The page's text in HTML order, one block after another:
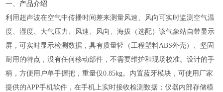
一、产品介绍
利用超声波在空气中传播时间差来测量风速、风向可实时监测空气温
度、湿度、大气压力、风速、风向、海拔（选配）该气象站自带显示
屏，可实时显示检测数据，具有质量轻（工程塑料ABS外壳）、坚固
耐用的特点，没有任何移动部件，不需要维护和现场校准。设计的手
柄，方便用户单手握把，重量仅0.85kg。内置蓝牙模块，可使用厂家
提供的APP手机软件，在手机上实时接收检测数据；仪器内部存储模